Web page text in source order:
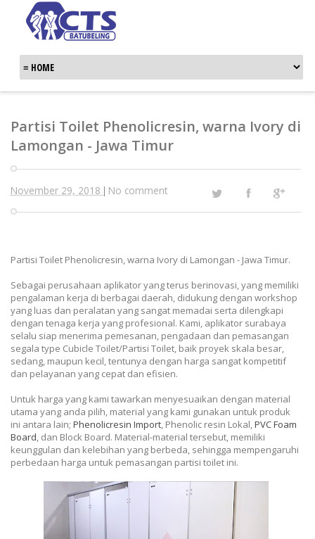
Partisi Toilet Phenolicresin, warna Ivory di
Lamongan - Jawa Timur
November 29, 2018 | No comment
Partisi Toilet Phenolicresin, warna Ivory di Lamongan - Jawa Timur.
Sebagai perusahaan aplikator yang terus berinovasi, yang memiliki
pengalaman kerja di berbagai daerah, didukung dengan workshop
yang luas dan peralatan yang sangat memadai serta dilengkapi
dengan tenaga kerja yang profesional. Kami, aplikator surabaya
selalu siap menerima pemesanan, pengadaan dan pemasangan
segala type Cubicle Toilet/Partisi Toilet, baik proyek skala besar,
sedang, maupun kecil, tentunya dengan harga sangat kompetitif
dan pelayanan yang cepat dan efisien.
Untuk harga yang kami tawarkan menyesuaikan dengan material
utama yang anda pilih, material yang kami gunakan untuk produk
ini antara lain; Phenolicresin Import, Phenolic resin Lokal,PVC Foam
Board, dan Block Board. Material-material tersebut, memiliki
keunggulan dan kelebihan yang berbeda, sehingga mempengaruhi
perbedaan harga untuk pemasangan partisi toilet ini.